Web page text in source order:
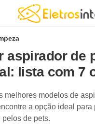
aspirador de
lista com 7
melhores modelos de
a opção ideal para
pelos de pets.